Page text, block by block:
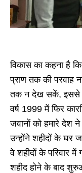
विकास का कहना है
प्राण तक की परवाह
तक न देख सकें, इससे
वर्ष 1999 में फिर
जवानों को हमारे देश
उन्होंने शहीदों के घर
वे शहीदों के परिवार
शहीद होने के बाद